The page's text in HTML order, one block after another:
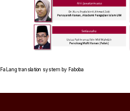
FaLang translation system by Faboba